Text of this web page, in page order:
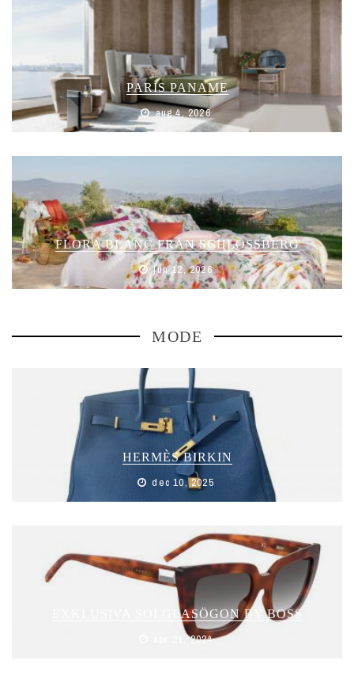
PARIS PANAME
aug 4, 2026
FLORA BLANC FRÅN SCHLOSSBERG
jun 12, 2026
MODE
HERMÈS BIRKIN
dec 10, 2025
EXKLUSIVA SOLGLASÖGON BY BOSS
apr 21, 2024